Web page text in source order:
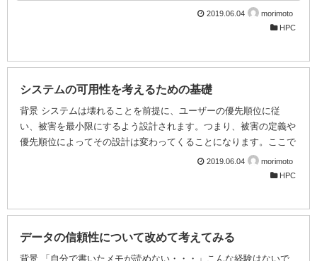
されたUniversal Base Image(UBI)が話題になっています。これは
コンテナ専用のOSイメージで、Redhat社の公式OSイメージである
メージに何かが仕込まれているといった懸念もありません。サブセ
ットながら公式のリポジトリがあり、yumやdnfでアップ...
2019.06.04
morimoto
HPC
システムの可用性を考えるための基礎
背景 システムは壊れることを前提に、ユーザーの優先順位に従
い、被害を最小限にするよう設計されます。つまり、被害の定義や
優先順位によってその設計は変わってくることになります。ここで
はそのための用語と方針について、簡単に触れてみたいと思いま
す。 冗長化（Duplication) システムの運用が連続的に続けられる性
呼びます。冗長の具合により最低限必要な個数をNとしてN+1とい
った表現を用います。RAID6はN+2相当と考えられます。冗長化は
2019.06.04
morimoto
HPC
データの信頼性について改めて考えてみる
背景 「自分で書いたメモが読めない・・・」こんな経験はないで